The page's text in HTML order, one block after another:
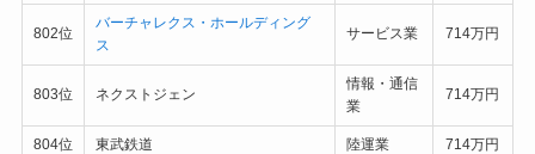
802位
バーチャレクス・ホールディング
ス
サービス業 714万円
803位 ネクストジェン
情報・通信
業
714万円
804位 東武鉄道 陸運業 714万円